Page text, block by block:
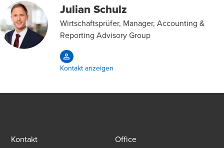
Julian Schulz
Wirtschaftsprüfer, Manager, Accounting &
Reporting Advisory Group
Kontakt anzeigen
Kontakt Office